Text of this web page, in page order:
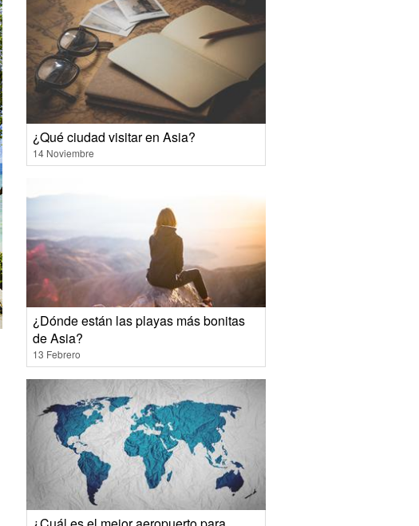
¿Qué ciudad visitar en Asia?
14 Noviembre
¿Dónde están las playas más bonitas
de Asia?
13 Febrero